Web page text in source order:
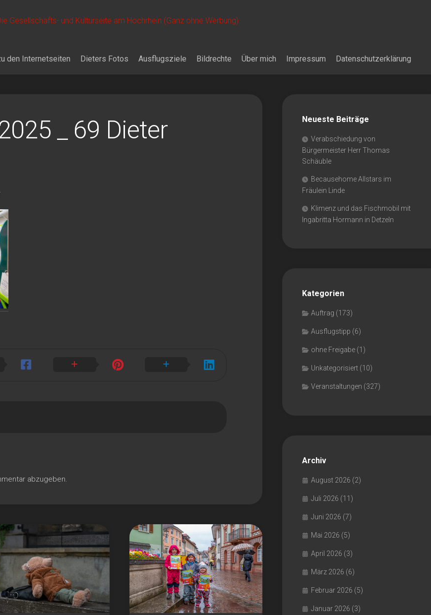
Gesellschafts- und Kulturseite am Hochrhein (Ganz ohne Werbung)
den Internetseiten Dieters Fotos Ausflugsziele Bildrechte Über mich Impressum Datenschutzerklärung
_ 69 Dieter
abzugeben.
Neueste Beiträge
Verabschiedung von
Bürgermeister Herr Thomas
Schäuble
Becausehome Allstars im
Fräulein Linde
Klimenz und das Fischmobil mit
Ingabritta Hormann in Detzeln
Kategorien
Auftrag (173)
Ausflugstipp (6)
ohne Freigabe (1)
Unkategorisiert (10)
Veranstaltungen (327)
Archiv
August 2026 (2)
Juli 2026 (11)
Juni 2026 (7)
Mai 2026 (5)
April 2026 (3)
März 2026 (6)
Februar 2026 (5)
Januar 2026 (3)